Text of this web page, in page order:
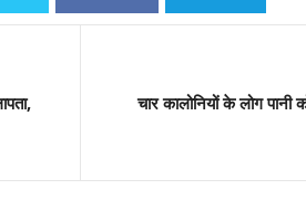
चार कालोनियों के लोग